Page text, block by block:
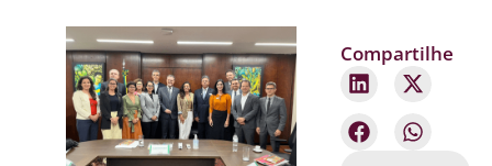
Compartilhe